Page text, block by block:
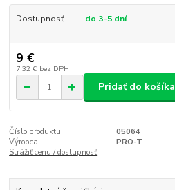
Dostupnosť do 3-5 dní
9 €
7,32 € bez DPH
Pridať do košíka
Číslo produktu:
05064
Výrobca:
PRO-T
Strážiť cenu / dostupnosť